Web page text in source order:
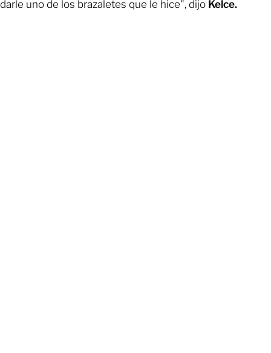
darle uno de los brazaletes que le hice", dijo Kelce.